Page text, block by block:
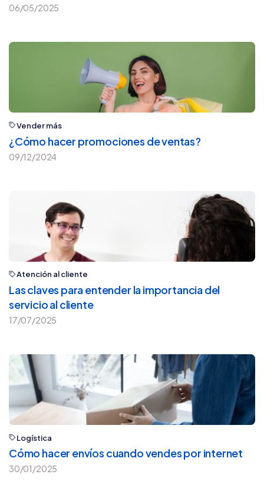
06/05/2025
Vender más
¿Cómo hacer promociones de ventas?
09/12/2024
Atención al cliente
Las claves para entender la importancia del
servicio al cliente
17/07/2025
Logística
Cómo hacer envíos cuando vendes por internet
30/01/2025